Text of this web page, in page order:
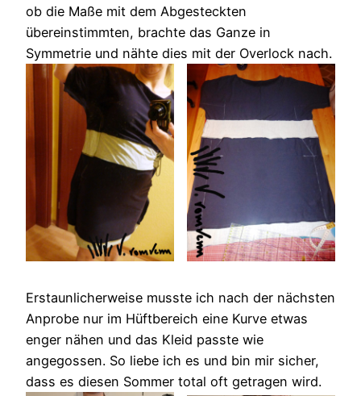
ob die Maße mit dem Abgesteckten
übereinstimmten, brachte das Ganze in
Symmetrie und nähte dies mit der Overlock nach.
Erstaunlicherweise musste ich nach der nächsten
Anprobe nur im Hüftbereich eine Kurve etwas
enger nähen und das Kleid passte wie
angegossen. So liebe ich es und bin mir sicher,
dass es diesen Sommer total oft getragen wird.